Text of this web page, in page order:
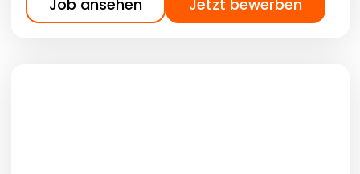
Job ansehen Jetzt bewerben